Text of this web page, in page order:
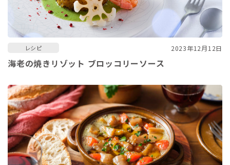
レシピ 2023年12月12日
海老の焼きリゾット ブロッコリーソース